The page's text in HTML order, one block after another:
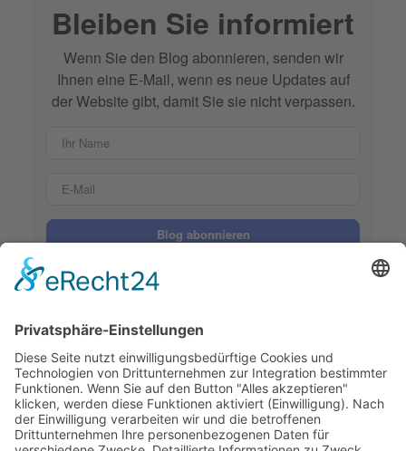
Bleiben Sie informiert
Wenn Sie den Blog abonnieren, senden wir
Ihnen eine E-Mail, wenn es neue Updates auf
der Website gibt, damit Sie sie nicht verpassen.
Blog abonnieren
Ego-Zustände: Einblicke und Auswirkungen auf
Allta...
Kommunikation ohne Beziehungen: Warum
persönliche ...